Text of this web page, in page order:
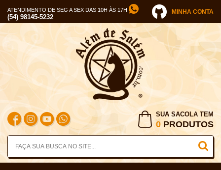
ATENDIMENTO DE SEG A SEX DAS 10H ÀS 17H
(54) 98145-5232
MINHA CONTA
SUA SACOLA TEM
0 PRODUTOS